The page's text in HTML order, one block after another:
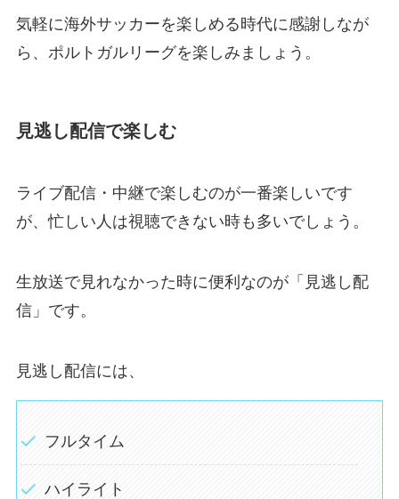
気軽に海外サッカーを楽しめる時代に感謝しなが
ら、ポルトガルリーグを楽しみましょう。
見逃し配信で楽しむ
ライブ配信・中継で楽しむのが一番楽しいです
が、忙しい人は視聴できない時も多いでしょう。
生放送で見れなかった時に便利なのが「見逃し配
信」です。
見逃し配信には、
フルタイム
ハイライト